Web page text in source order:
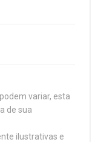
variar, esta
de sua
ilustrativas e